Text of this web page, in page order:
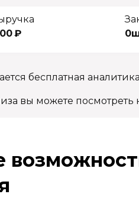
₽
бесплатная
вы можете